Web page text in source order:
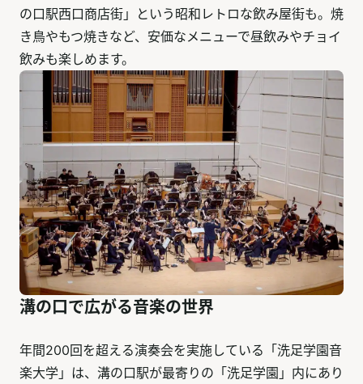
の口駅西口商店街」という昭和レトロな飲み屋街も。焼
き鳥やもつ焼きなど、安価なメニューで昼飲みやチョイ
飲みも楽しめます。
溝の口で広がる音楽の世界
年間200回を超える演奏会を実施している「洗足学園音
楽大学」は、溝の口駅が最寄りの「洗足学園」内にあり